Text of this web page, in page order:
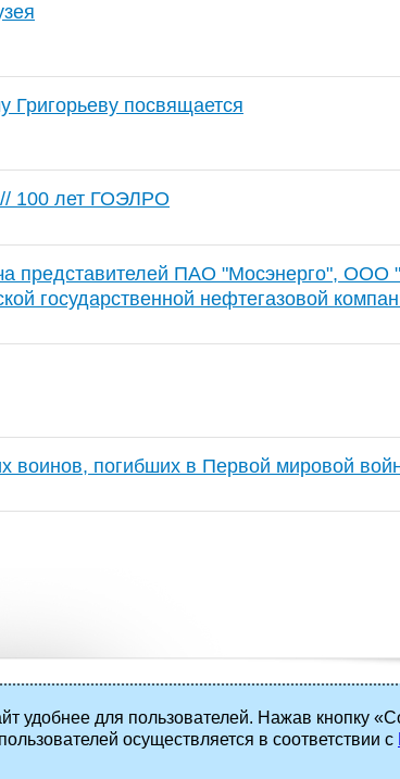
Григорьеву посвящается
100 лет ГОЭЛРО
представителей ПАО "Мосэнерго", ООО
государственной нефтегазовой
воинов, погибших в Первой мировой
удобнее для пользователей. Нажав кнопку
осуществляется в соответствии с